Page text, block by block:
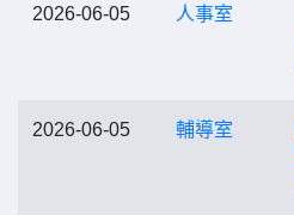
2026-06-05 人事室
2026-06-05 輔導室